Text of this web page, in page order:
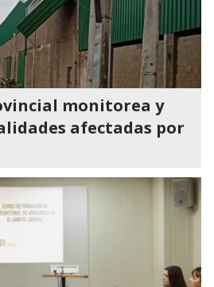
monitorea y
afectadas por